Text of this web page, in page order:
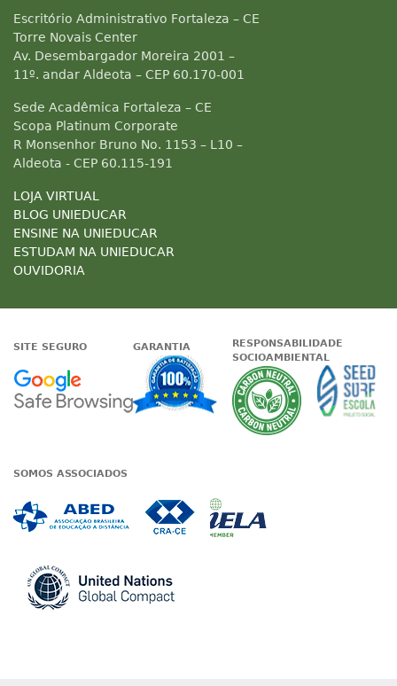
Escritório Administrativo Fortaleza – CE
Torre Novais Center
Av. Desembargador Moreira 2001 –
11º. andar Aldeota – CEP 60.170-001
Sede Acadêmica Fortaleza – CE
Scopa Platinum Corporate
R Monsenhor Bruno No. 1153 – L10 –
Aldeota - CEP 60.115-191
LOJA VIRTUAL
BLOG UNIEDUCAR
ENSINE NA UNIEDUCAR
ESTUDAM NA UNIEDUCAR
OUVIDORIA
SITE SEGURO
Google - Status do site no
GARANTIA
Garantia de
RESPONSABILIDADE
SOCIOAMBIENTAL
A
SOMOS ASSOCIADOS